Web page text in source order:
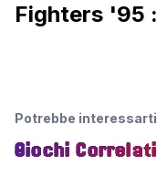
Fighters '95 :
Potrebbe interessarti
Giochi Correlati